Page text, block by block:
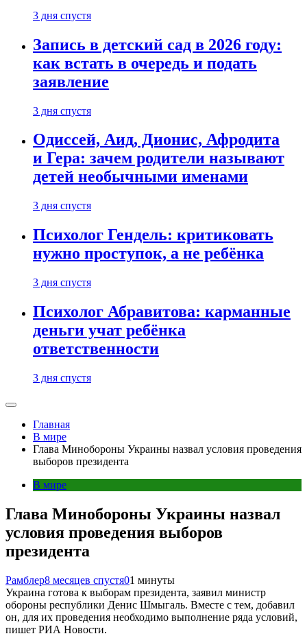
3 дня спустя
Запись в детский сад в 2026 году:
как встать в очередь и подать
заявление
3 дня спустя
Одиссей, Аид, Дионис, Афродита
и Гера: зачем родители называют
детей необычными именами
3 дня спустя
Психолог Гендель: критиковать
нужно проступок, а не ребёнка
3 дня спустя
Психолог Абравитова: карманные
деньги учат ребёнка
ответственности
3 дня спустя
Главная
В мире
Глава Минобороны Украины назвал условия проведения
выборов президента
В мире
Глава Минобороны Украины назвал
условия проведения выборов
президента
Рамблер8 месяцев спустя01 минуты
Украина готова к выборам президента, заявил министр
обороны республики Денис Шмыгаль. Вместе с тем, добавил
он, для их проведения необходимо выполнение ряда условий,
пишет РИА Новости.